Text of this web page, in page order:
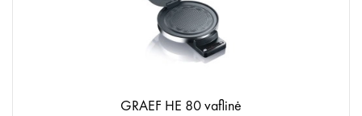
GRAEF HE 80 vaflinė